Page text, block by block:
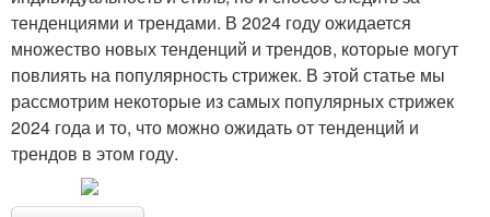
тенденциями и трендами. В 2024 году ожидается
множество новых тенденций и трендов, которые могут
повлиять на популярность стрижек. В этой статье мы
рассмотрим некоторые из самых популярных стрижек
2024 года и то, что можно ожидать от тенденций и
трендов в этом году.